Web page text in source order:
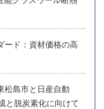
ード：資材価格の高
松島市と日産自動
と脱炭素化に向けて